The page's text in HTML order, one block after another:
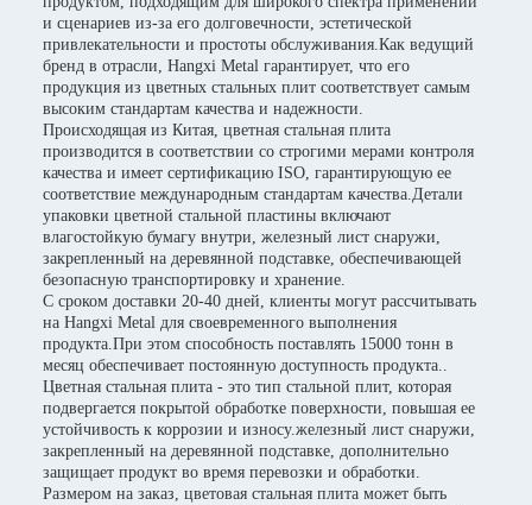
и сценариев из-за его долговечности, эстетической
привлекательности и простоты обслуживания.Как ведущий
бренд в отрасли, Hangxi Metal гарантирует, что его
продукция из цветных стальных плит соответствует самым
высоким стандартам качества и надежности.
Происходящая из Китая, цветная стальная плита
производится в соответствии со строгими мерами контроля
качества и имеет сертификацию ISO, гарантирующую ее
соответствие международным стандартам качества.Детали
упаковки цветной стальной пластины включают
влагостойкую бумагу внутри, железный лист снаружи,
закрепленный на деревянной подставке, обеспечивающей
безопасную транспортировку и хранение.
С сроком доставки 20-40 дней, клиенты могут рассчитывать
на Hangxi Metal для своевременного выполнения
продукта.При этом способность поставлять 15000 тонн в
месяц обеспечивает постоянную доступность продукта..
Цветная стальная плита - это тип стальной плит, которая
подвергается покрытой обработке поверхности, повышая ее
устойчивость к коррозии и износу.железный лист снаружи,
закрепленный на деревянной подставке, дополнительно
защищает продукт во время перевозки и обработки.
Размером на заказ, цветовая стальная плита может быть